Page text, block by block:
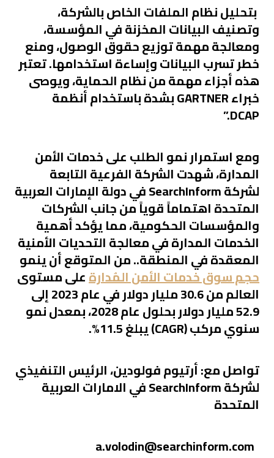
بتحليل نظام الملفات الخاص بالشركة،
وتصنيف البيانات المخزنة في المؤسسة،
ومعالجة مهمة توزيع حقوق الوصول، ومنع
خطر تسرب البيانات وإساءة استخدامها. تعتبر
هذه أجزاء مهمة من نظام الحماية، ويوصى
خبراء GARTNER بشدة باستخدام أنظمة
DCAP.”
ومع استمرار نمو الطلب على خدمات الأمن
المدارة، شهدت الشركة الفرعية التابعة
لشركة SearchInform في دولة الإمارات العربية
المتحدة اهتماماً قوياً من جانب الشركات
والمؤسسات الحكومية، مما يؤكد أهمية
الخدمات المدارة في معالجة التحديات الأمنية
المعقدة في المنطقة.. من المتوقع أن ينمو
حجم سوق خدمات الأمن المُدارةعلى مستوى
العالم من 30.6 مليار دولار في عام 2023 إلى
52.9 مليار دولار بحلول عام 2028، بمعدل نمو
سنوي مركب (CAGR) يبلغ 11.5%.
تواصل مع:أرتيوم فولودين، الرئيس التنفيذي
لشركة SearchInform في الامارات العربية
المتحدة